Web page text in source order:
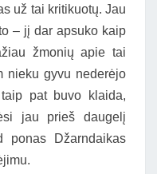
už tai kritikuotų. Jau
– jį dar apsuko kaip
žmonių apie tai
nieku gyvu nederėjo
pat buvo klaida,
jau prieš daugelį
ponas Džarndaikas